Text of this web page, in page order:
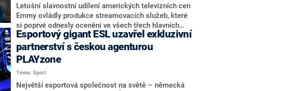
na CNN Prima NEWS od 22:35.
Letošní slavnostní udílení amerických televizních cen
Emmy ovládly produkce streamovacích služeb, které
si poprvé odnesly ocenění ve všech třech hlavních
kategoriích. V kategorii nejlepší drama si pro vítězství
po třech neproměněných nominacích došel seriál
společnosti Netflix – Koruna. Cenu za nejlepší
minisérii si taktéž vysloužil netflixovský seriál
Dámský gambit. Nejlepším komediálním seriálem se
stal Ted Lasso z platformy Apple TV+ o příběhu
Esportový gigant ESL uzavřel exkluzivní
partnerství s českou agenturou
PLAYzone
Téma: Sport
Největší esportová společnost na světě – německá